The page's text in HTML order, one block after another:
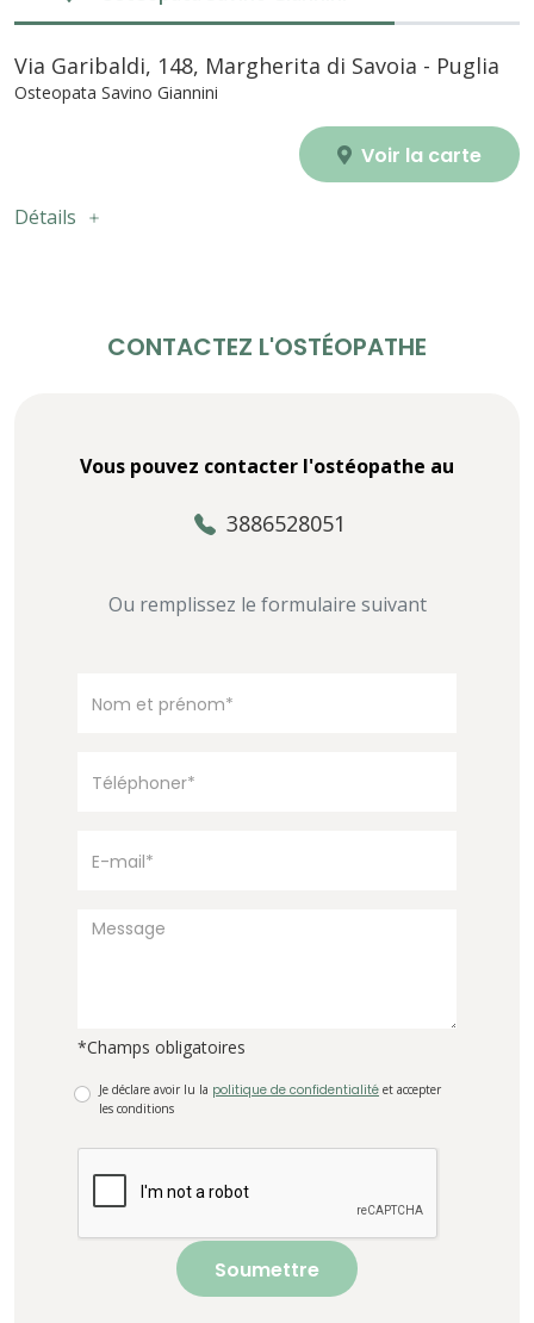
Via Garibaldi, 148, Margherita di Savoia - Puglia
Osteopata Savino Giannini
Voir la carte
Détails
CONTACTEZ L'OSTÉOPATHE
Vous pouvez contacter l'ostéopathe au
3886528051
Ou remplissez le formulaire suivant
*Champs obligatoires
Je déclare avoir lu la politique de confidentialité et accepter
les conditions
Soumettre